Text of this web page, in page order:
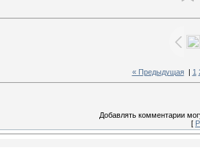
« Предыдущая| 1
Добавлять комментарии
[